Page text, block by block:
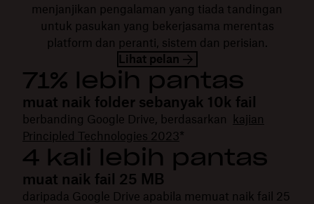
menjanjikan pengalaman yang tiada tandingan
untuk pasukan yang bekerjasama merentas
platform dan peranti, sistem dan perisian.
Lihat pelan
71% lebih pantas
muat naik folder sebanyak 10k fail
berbanding Google Drive, berdasarkan
kajian
Principled Technologies 2023*
4 kali lebih pantas
muat naik fail 25 MB
daripada Google Drive apabila memuat naik fail 25